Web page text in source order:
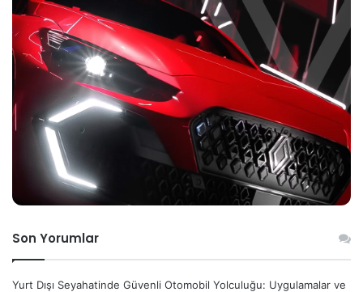
Son Yorumlar
Yurt Dışı Seyahatinde Güvenli Otomobil Yolculuğu: Uygulamalar ve